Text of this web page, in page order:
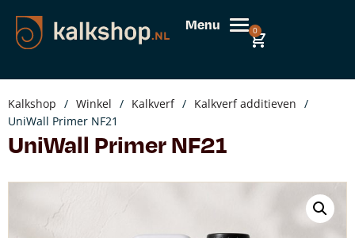
Menu 0
Kalkshop / Winkel / Kalkverf / Kalkverf additieven /
UniWall Primer NF21
UniWall Primer NF21